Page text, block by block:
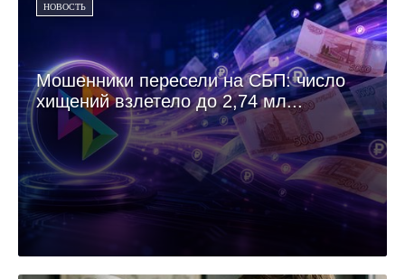
НОВОСТЬ
Мошенники пересели на СБП: число
хищений взлетело до 2,74 мл...